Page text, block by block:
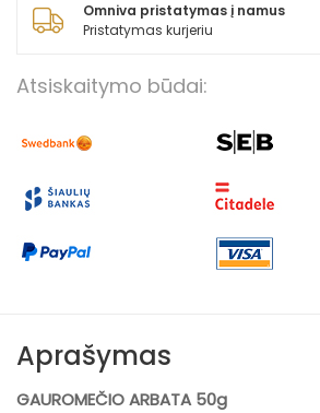
Omniva pristatymas į namus
Pristatymas kurjeriu
Atsiskaitymo būdai:
Aprašymas
GAUROMEČIO ARBATA 50g